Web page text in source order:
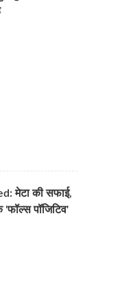
मेटा की सफाई,
'फॉल्स पॉजिटिव'